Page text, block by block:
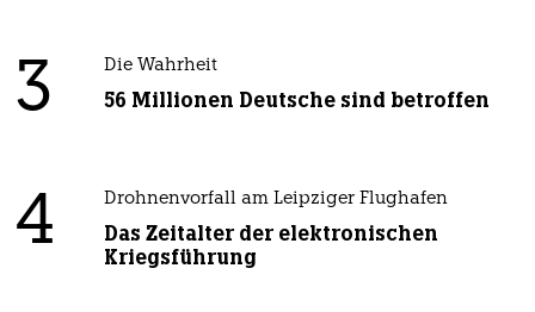
3 Die Wahrheit
56 Millionen Deutsche sind betroffen
4 Drohnenvorfall am Leipziger Flughafen
Das Zeitalter der elektronischen
Kriegsführung